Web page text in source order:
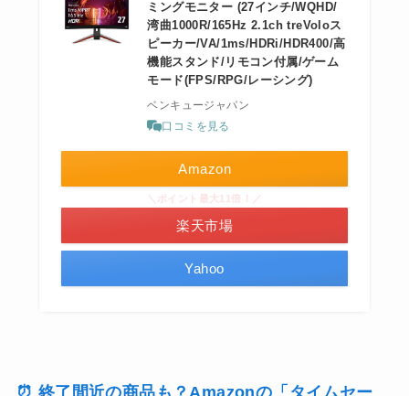
ミングモニター (27インチ/WQHD/
湾曲1000R/165Hz 2.1ch treVoloス
ピーカー/VA/1ms/HDRi/HDR400/高
機能スタンド/リモコン付属/ゲーム
モード(FPS/RPG/レーシング)
ベンキュージャパン
口コミを見る
Amazon
＼ポイント最大11倍！／
楽天市場
Yahoo
⏰ 終了間近の商品も？Amazonの「タイムセー